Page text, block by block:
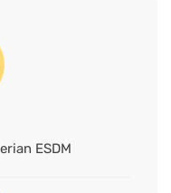
ESDM